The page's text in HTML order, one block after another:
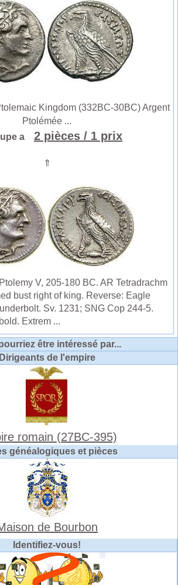
Kingdom (332BC-30BC) Argent
Ptolémée ...
a
2 pièces / 1 prix
⇑
V, 205-180 BC. AR Tetradrachm
bust right of king. Reverse: Eagle
Sv. 1231; SNG Cop 244-5.
Extrem ...
être intéressé par...
Dirigeants de l'empire
romain (27BC-395)
généalogiques et pièces
de Bourbon
Identifiez-vous!